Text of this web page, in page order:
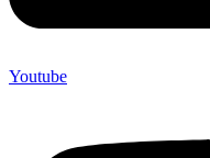
Youtube